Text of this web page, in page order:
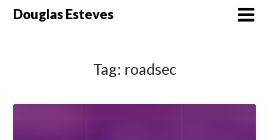
SkipDouglas Esteves
Tag: roadsec